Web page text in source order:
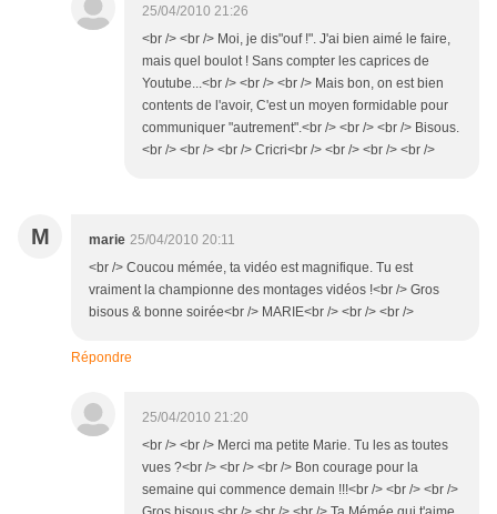
25/04/2010 21:26
<br /> <br /> Moi, je dis"ouf !". J'ai bien aimé le faire,
mais quel boulot ! Sans compter les caprices de
Youtube...<br /> <br /> <br /> Mais bon, on est bien
contents de l'avoir, C'est un moyen formidable pour
communiquer "autrement".<br /> <br /> <br /> Bisous.
<br /> <br /> <br /> Cricri<br /> <br /> <br /> <br />
M marie 25/04/2010 20:11
<br /> Coucou mémée, ta vidéo est magnifique. Tu est
vraiment la championne des montages vidéos !<br /> Gros
bisous & bonne soirée<br /> MARIE<br /> <br /> <br />
Répondre
25/04/2010 21:20
<br /> <br /> Merci ma petite Marie. Tu les as toutes
vues ?<br /> <br /> <br /> Bon courage pour la
semaine qui commence demain !!!<br /> <br /> <br />